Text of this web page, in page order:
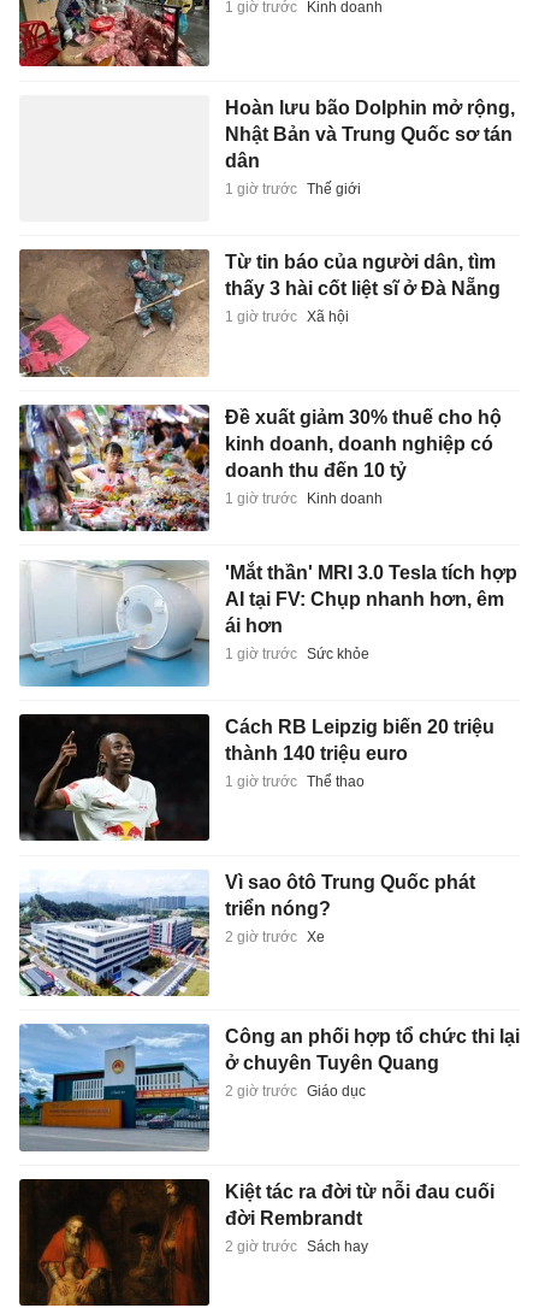
1 giờ trước Kinh doanh
Hoàn lưu bão Dolphin mở rộng,
Nhật Bản và Trung Quốc sơ tán
dân
1 giờ trước Thế giới
Từ tin báo của người dân, tìm
thấy 3 hài cốt liệt sĩ ở Đà Nẵng
1 giờ trước Xã hội
Đề xuất giảm 30% thuế cho hộ
kinh doanh, doanh nghiệp có
doanh thu đến 10 tỷ
1 giờ trước Kinh doanh
'Mắt thần' MRI 3.0 Tesla tích hợp
AI tại FV: Chụp nhanh hơn, êm
ái hơn
1 giờ trước Sức khỏe
Cách RB Leipzig biến 20 triệu
thành 140 triệu euro
1 giờ trước Thể thao
Vì sao ôtô Trung Quốc phát
triển nóng?
2 giờ trước Xe
Công an phối hợp tổ chức thi lại
ở chuyên Tuyên Quang
2 giờ trước Giáo dục
Kiệt tác ra đời từ nỗi đau cuối
đời Rembrandt
2 giờ trước Sách hay